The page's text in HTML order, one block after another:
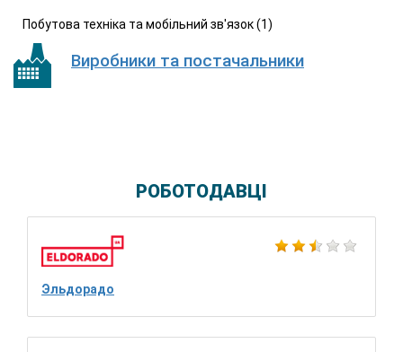
Побутова техніка та мобільний зв'язок (1)
Виробники та постачальники
РОБОТОДАВЦІ
Эльдорадо